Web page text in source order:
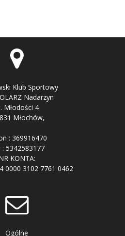
Klub Sportowy
Nadarzyn
Młodości 4
Młochów,
: 369916470
: 5342583177
KONTA:
0000 3102 7761 0462
Ogólne